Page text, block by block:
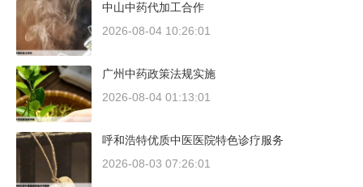
中山中药代加工合作
2026-08-04 10:26:01
广州中药政策法规实施
2026-08-04 01:13:01
呼和浩特优质中医医院特色诊疗服务
2026-08-03 07:26:01